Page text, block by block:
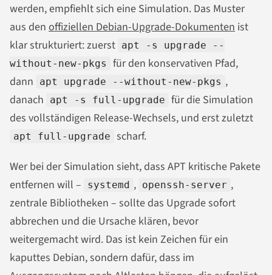
werden, empfiehlt sich eine Simulation. Das Muster
aus den offiziellen Debian-Upgrade-Dokumenten ist
klar strukturiert: zuerst apt -s upgrade --
without-new-pkgs
für den konservativen Pfad,
dann
apt upgrade --without-new-pkgs ,
danach
apt -s full-upgrade für die Simulation
des vollständigen Release-Wechsels, und erst zuletzt
apt full-upgrade scharf.
Wer bei der Simulation sieht, dass APT kritische Pakete
entfernen will –
systemd , openssh-server ,
zentrale Bibliotheken – sollte das Upgrade sofort
abbrechen und die Ursache klären, bevor
weitergemacht wird. Das ist kein Zeichen für ein
kaputtes Debian, sondern dafür, dass im